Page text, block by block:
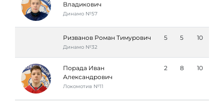
Владикович
Динамо №57
Ризванов Роман Тимурович
Динамо №32
5 5 10
Порада Иван
Александрович
Локомотив №11
2 8 10